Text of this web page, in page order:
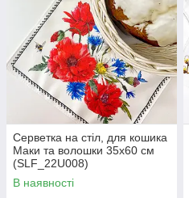
Серветка на стіл, для кошика
Маки та волошки 35x60 см
(SLF_22U008)
В наявності